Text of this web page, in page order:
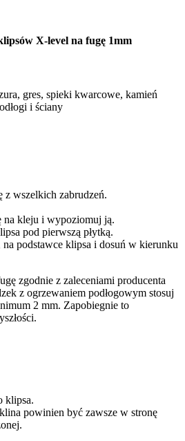
X-level na fugę 1mm
gres, spieki kwarcowe, kamień
i ściany
z wszelkich zabrudzeń.
na kleju i wypoziomuj ją.
pod pierwszą płytką.
na podstawce klipsa i dosuń w kierunku
zgodnie z zaleceniami producenta
z ogrzewaniem podłogowym stosuj
2 mm. Zapobiegnie to
klipsa.
powinien być zawsze w stronę